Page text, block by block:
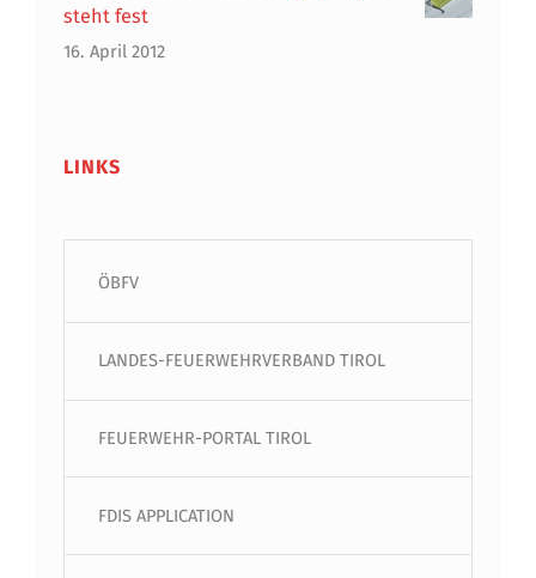
steht fest
16. April 2012
LINKS
ÖBFV
LANDES-FEUERWEHRVERBAND TIROL
FEUERWEHR-PORTAL TIROL
FDIS APPLICATION